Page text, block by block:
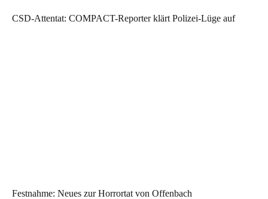
CSD-Attentat: COMPACT-Reporter klärt Polizei-Lüge auf
Festnahme: Neues zur Horrortat von Offenbach